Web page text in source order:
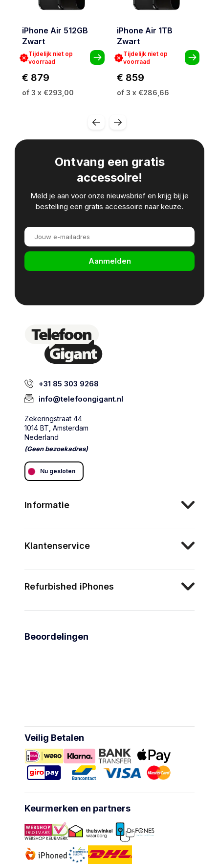
iPhone Air 512GB
Zwart
Tijdelijk niet op
voorraad
€ 879
of 3 x €293,00
iPhone Air 1TB
Zwart
Tijdelijk niet op
voorraad
€ 859
of 3 x €286,66
Ontvang een gratis
accessoire!
Meld je aan voor onze nieuwsbrief en krijg bij je
bestelling een gratis accessoire naar keuze.
Aanmelden
+31 85 303 9268
info@telefoongigant.nl
Zekeringstraat 44
1014 BT, Amsterdam
Nederland
(Geen bezoekadres)
Nu gesloten
Informatie
Klantenservice
Refurbished iPhones
Beoordelingen
Veilig Betalen
Keurmerken en partners